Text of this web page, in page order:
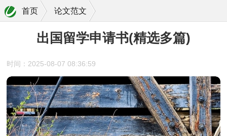
首页 论文范文
出国留学申请书(精选多篇)
时间：2025-08-07 08:36:59